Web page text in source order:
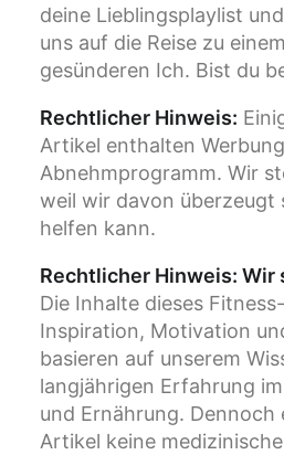
deine Lieblingsplaylist
uns auf die Reise zu
gesünderen Ich. Bist du
Rechtlicher Hinweis:
Artikel enthalten
Abnehmprogramm. Wir
weil wir davon überzeugt
helfen kann.
Rechtlicher Hinweis: Wir
Die Inhalte dieses
Inspiration, Motivation
basieren auf unserem
langjährigen Erfahrung
und Ernährung. Dennoch
Artikel keine